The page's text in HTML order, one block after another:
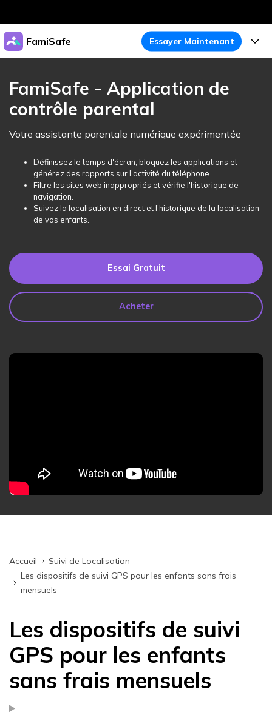
Produits phares
Utilité
Aperçu
Solutions
Actualités
Boutique
Support
FamiSafe Essayer Maintenant
FamiSafe
Protégez la Vie Numérique de Vos Enfants
Essai Gratuit
FamiSafe pour Écoles
Essai Gratuit
Fonctionnalités
Activité de l'Appareil
Service de Localisation
Blog
Traceur de Localisation
Temps d'Écran
Blocage d'Apps
Lire Plus>
Ressources
Thèmes Phares
Guide FamiSafe
Tarifs
FamiSafe - Application de
contrôle parental
Votre assistante parentale numérique expérimentée
Définissez le temps d'écran, bloquez les applications et
générez des rapports sur l'activité du téléphone.
Filtre les sites web inappropriés et vérifie l'historique de
navigation.
Suivez la localisation en direct et l'historique de la localisation
de vos enfants.
Essai Gratuit
Acheter
Accueil
Suivi de Localisation
Les dispositifs de suivi GPS pour les enfants sans frais
mensuels
Les dispositifs de suivi
GPS pour les enfants
sans frais mensuels